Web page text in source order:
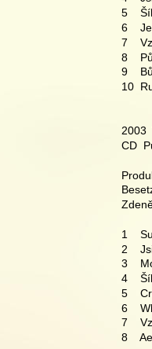
5
6
7
8
9
10
2003
CD
1
2
3
4
5
6
7
8